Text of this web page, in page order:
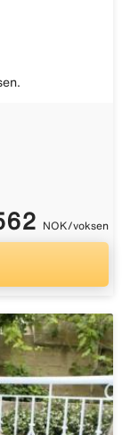
NOK/voksen